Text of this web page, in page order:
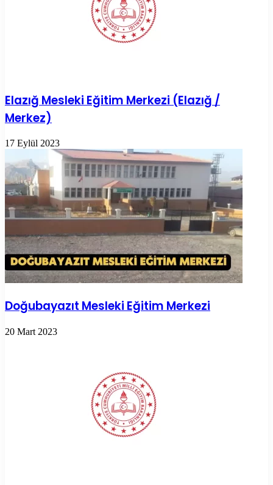
Elazığ Mesleki Eğitim Merkezi (Elazığ /
Merkez)
17 Eylül 2023
Doğubayazıt Mesleki Eğitim Merkezi
20 Mart 2023